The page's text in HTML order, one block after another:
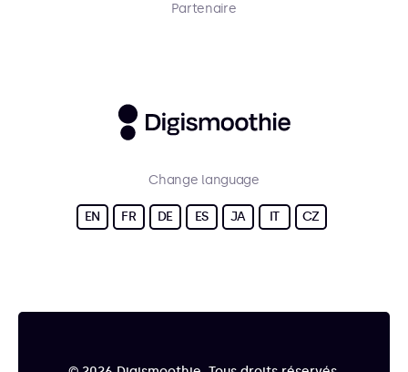
Partenaire
Change language
EN FR DE ES JA IT CZ